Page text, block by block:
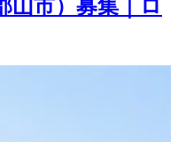
市）募集｜ロ